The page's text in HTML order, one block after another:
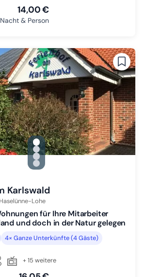
14,00 €
& Person
gallery.slide_selector
Zu Slide 1 wechseln
Zu Slide 2 wechseln
Zu Slide 3 wechseln
Zu Slide 4 wechseln
Karlswald
Haselünne-Lohe
für Ihre Mitarbeiter
und doch in der Natur gelegen
4× Ganze Unterkünfte (4 Gäste)
+ 15 weitere